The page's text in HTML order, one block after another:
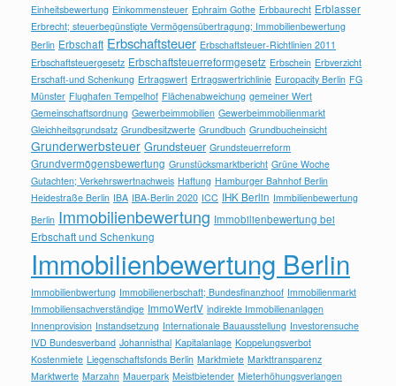
Einheitsbewertung Einkommensteuer Ephraim Gothe Erbbaurecht Erblasser
Erbrecht; steuerbegünstigte Vermögensübertragung; Immobilienbewertung
Berlin Erbschaft Erbschaftsteuer Erbschaftsteuer-Richtlinien 2011
Erbschaftsteuergesetz Erbschaftsteuerreformgesetz Erbschein Erbverzicht
Erschaft-und Schenkung Ertragswert Ertragswertrichlinie Europacity Berlin FG
Münster Flughafen Tempelhof Flächenabweichung gemeiner Wert
Gemeinschaftsordnung Gewerbeimmobilien Gewerbeimmobilienmarkt
Gleichheitsgrundsatz Grundbesitzwerte Grundbuch Grundbucheinsicht
Grunderwerbsteuer Grundsteuer Grundsteuerreform
Grundvermögensbewertung Grunstücksmarktbericht Grüne Woche
Gutachten; Verkehrswertnachweis Haftung Hamburger Bahnhof Berlin
Heidestraße Berlin IBA IBA-Berlin 2020 ICC IHK Berlin Immbilienbewertung
Berlin Immobilienbewertung Immobilienbewertung bei
Erbschaft und Schenkung
Immobilienbewertung Berlin
Immobilienbwertung Immobilienerbschaft; Bundesfinanzhoof Immobilienmarkt
Immobiliensachverständige ImmoWertV indirekte Immobilienanlagen
Innenprovision Instandsetzung Internationale Bauausstellung Investorensuche
IVD Bundesverband Johannisthal Kapitalanlage Koppelungsverbot
Kostenmiete Liegenschaftsfonds Berlin Marktmiete Markttransparenz
Marktwerte Marzahn Mauerpark Meistbietender Mieterhöhungsverlangen